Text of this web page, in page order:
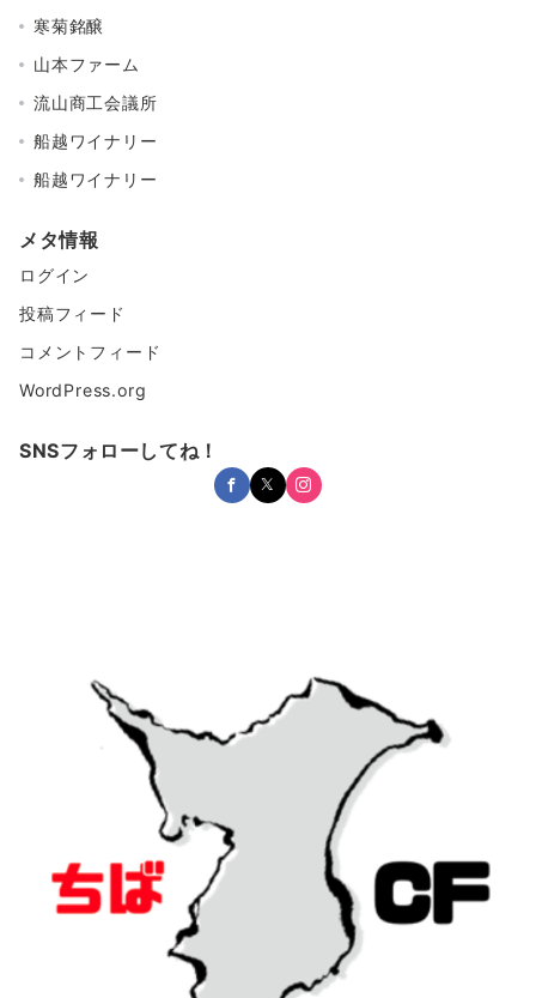
寒菊銘醸
山本ファーム
流山商工会議所
船越ワイナリー
船越ワイナリー
メタ情報
ログイン
投稿フィード
コメントフィード
WordPress.org
SNSフォローしてね！